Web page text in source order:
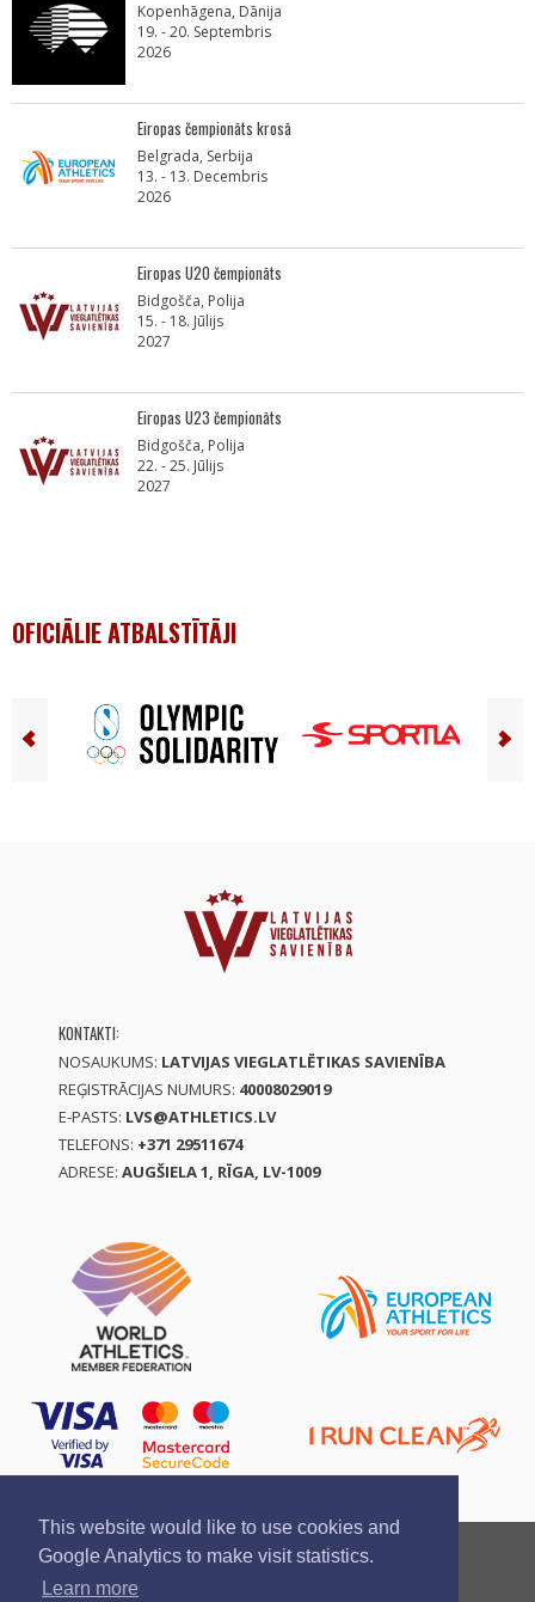
This website would like to use cookies and
Google Analytics to make visit statistics.
Learn more
Kopenhāgena, Dānija
19. - 20. Septembris
2026
Eiropas čempionāts krosā
Belgrada, Serbija
13. - 13. Decembris
2026
Eiropas U20 čempionāts
Bidgošča, Polija
15. - 18. Jūlijs
2027
Eiropas U23 čempionāts
Bidgošča, Polija
22. - 25. Jūlijs
2027
OFICIĀLIE ATBALSTĪTĀJI
KONTAKTI:
NOSAUKUMS: LATVIJAS VIEGLATLĒTIKAS SAVIENĪBA
REĢISTRĀCIJAS NUMURS: 40008029019
E-PASTS: LVS@ATHLETICS.LV
TELEFONS: +371 29511674
ADRESE: AUGŠIELA 1, RĪGA, LV-1009
Ziņo par pārkāpumu
Privātuma politika
Pirkšanas un atgriešanas noteikumi